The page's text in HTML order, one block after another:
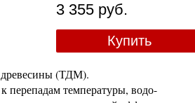
3 355 руб.
Купить
древесины (ТДМ).
перепадам температуры, водо-